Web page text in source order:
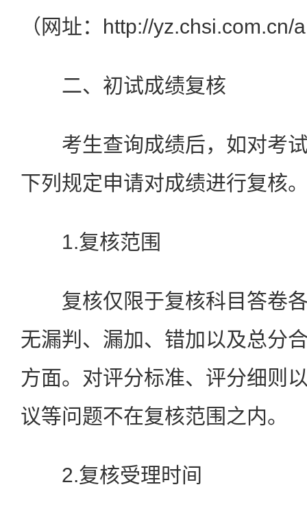
（网址：http://yz.chsi.com.cn/
二、初试成绩复核
考生查询成绩后，如对考试
下列规定申请对成绩进行复核
1.复核范围
复核仅限于复核科目答卷各
无漏判、漏加、错加以及总分
方面。对评分标准、评分细则
议等问题不在复核范围之内。
2.复核受理时间